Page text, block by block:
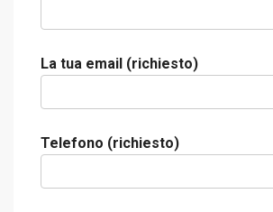
La tua email (richiesto)
Telefono (richiesto)